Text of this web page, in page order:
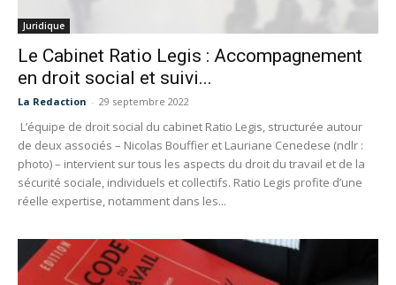
Juridique
Le Cabinet Ratio Legis : Accompagnement
en droit social et suivi...
La Redaction - 29 septembre 2022
L’équipe de droit social du cabinet Ratio Legis, structurée autour
de deux associés – Nicolas Bouffier et Lauriane Cenedese (ndlr :
photo) – intervient sur tous les aspects du droit du travail et de la
sécurité sociale, individuels et collectifs. Ratio Legis profite d’une
réelle expertise, notamment dans les...